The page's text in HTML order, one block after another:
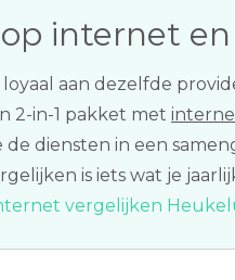
internet
loyaal aan dezelfde
2-in-1 pakket met
de diensten in een
is iets wat je
vergelijken